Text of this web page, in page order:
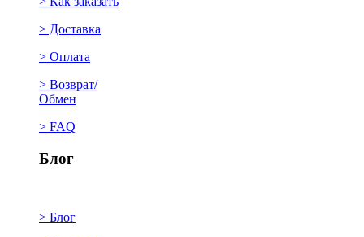
> Доставка
> Оплата
> Возврат/
Обмен
> FAQ
Блог
> Блог